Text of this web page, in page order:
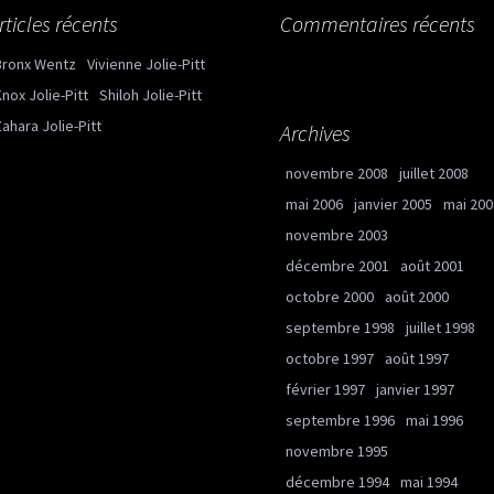
récents
Wentz Vivienne Jolie-Pitt
Jolie-Pitt Shiloh Jolie-Pitt
Jolie-Pitt
Commentaires récents
Archives
novembre 2008
juillet 2008
mai 2006 janvier 2005
mai
novembre 2003
décembre 2001
août 2001
octobre 2000 août 2000
septembre 1998
juillet 1998
octobre 1997 août 1997
février 1997 janvier 1997
septembre 1996 mai 1996
novembre 1995
décembre 1994 mai 1994